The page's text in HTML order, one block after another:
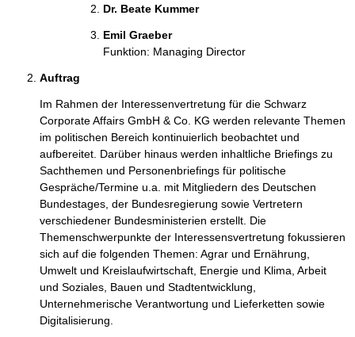
Dr. Beate Kummer
Emil Graeber
Funktion: Managing Director
Auftrag
Im Rahmen der Interessenvertretung für die Schwarz
Corporate Affairs GmbH & Co. KG werden relevante Themen
im politischen Bereich kontinuierlich beobachtet und
aufbereitet. Darüber hinaus werden inhaltliche Briefings zu
Sachthemen und Personenbriefings für politische
Gespräche/Termine u.a. mit Mitgliedern des Deutschen
Bundestages, der Bundesregierung sowie Vertretern
verschiedener Bundesministerien erstellt. Die
Themenschwerpunkte der Interessensvertretung fokussieren
sich auf die folgenden Themen: Agrar und Ernährung,
Umwelt und Kreislaufwirtschaft, Energie und Klima, Arbeit
und Soziales, Bauen und Stadtentwicklung,
Unternehmerische Verantwortung und Lieferketten sowie
Digitalisierung.